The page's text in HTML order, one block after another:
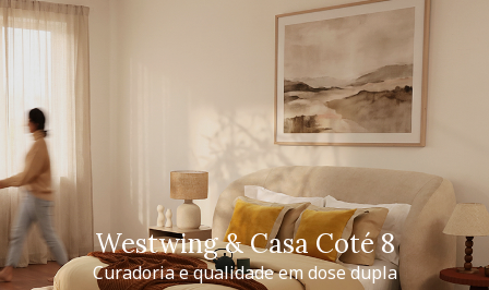
Westwing & Casa Coté 8
Curadoria e qualidade em dose dupla